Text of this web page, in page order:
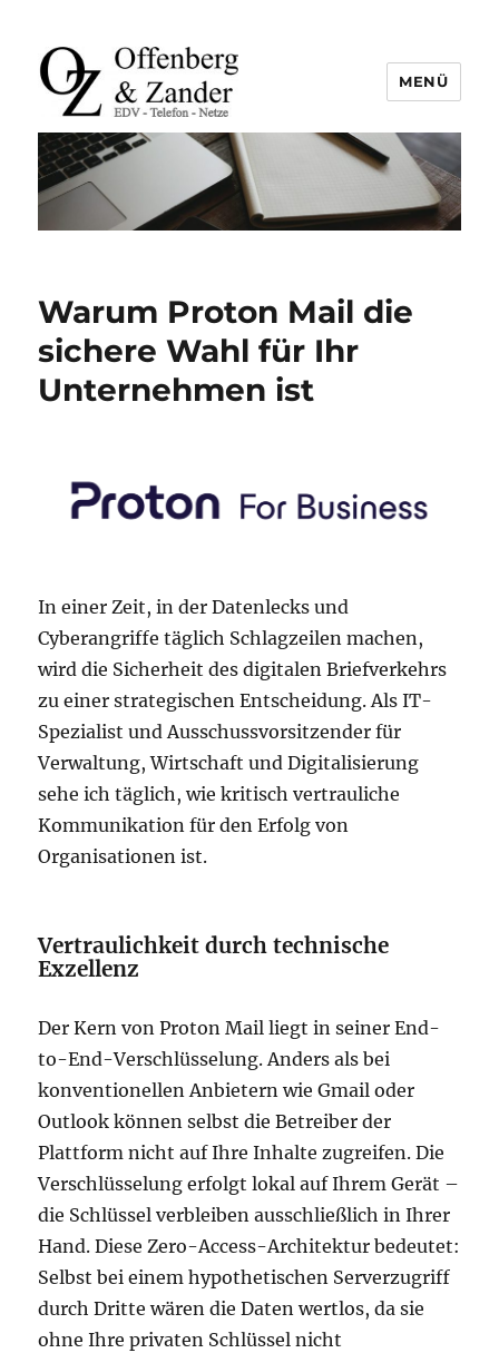
offenberg & zander gbr |
leutefeldstraße 25 | 47800 krefeld
| tel. +49 2151 45 45 840 | info@oz-
it.de
MENÜ
Warum Proton Mail die
sichere Wahl für Ihr
Unternehmen ist
In einer Zeit, in der Datenlecks und
Cyberangriffe täglich Schlagzeilen machen,
wird die Sicherheit des digitalen Briefverkehrs
zu einer strategischen Entscheidung. Als IT-
Spezialist und Ausschussvorsitzender für
Verwaltung, Wirtschaft und Digitalisierung
sehe ich täglich, wie kritisch vertrauliche
Kommunikation für den Erfolg von
Organisationen ist.
Vertraulichkeit durch technische
Exzellenz
Der Kern von Proton Mail liegt in seiner End-
to-End-Verschlüsselung. Anders als bei
konventionellen Anbietern wie Gmail oder
Outlook können selbst die Betreiber der
Plattform nicht auf Ihre Inhalte zugreifen. Die
Verschlüsselung erfolgt lokal auf Ihrem Gerät –
die Schlüssel verbleiben ausschließlich in Ihrer
Hand. Diese Zero-Access-Architektur bedeutet:
Selbst bei einem hypothetischen Serverzugriff
durch Dritte wären die Daten wertlos, da sie
ohne Ihre privaten Schlüssel nicht